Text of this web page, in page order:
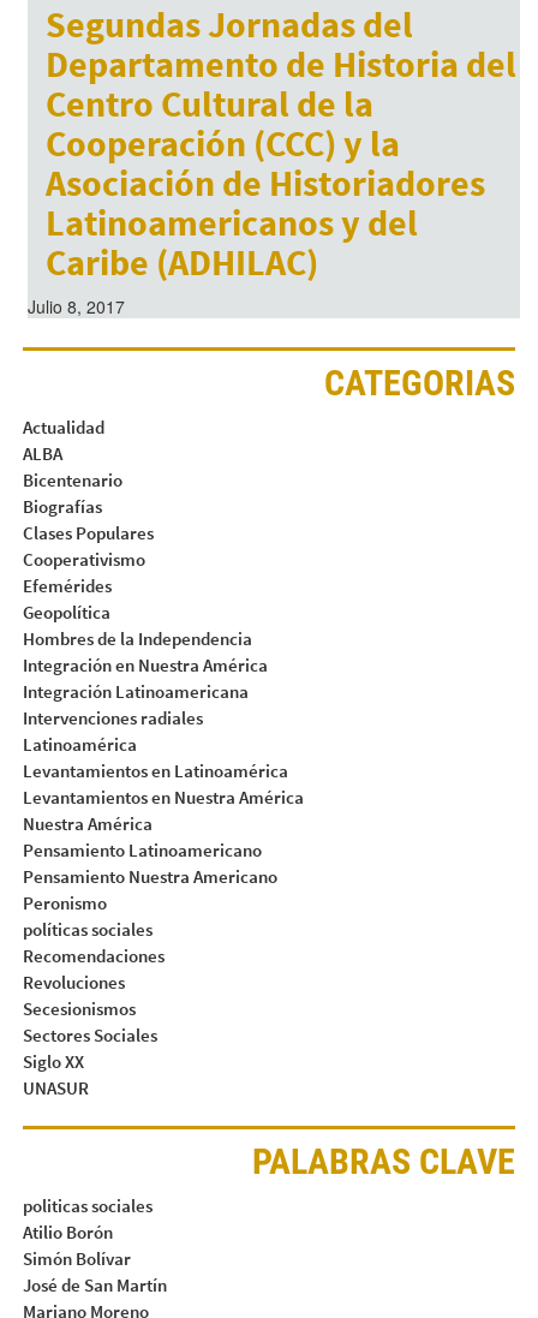
Segundas Jornadas del
Departamento de Historia del
Centro Cultural de la
Cooperación (CCC) y la
Asociación de Historiadores
Latinoamericanos y del
Caribe (ADHILAC)
Julio 8, 2017
CATEGORIAS
Actualidad
ALBA
Bicentenario
Biografías
Clases Populares
Cooperativismo
Efemérides
Geopolítica
Hombres de la Independencia
Integración en Nuestra América
Integración Latinoamericana
Intervenciones radiales
Latinoamérica
Levantamientos en Latinoamérica
Levantamientos en Nuestra América
Nuestra América
Pensamiento Latinoamericano
Pensamiento Nuestra Americano
Peronismo
políticas sociales
Recomendaciones
Revoluciones
Secesionismos
Sectores Sociales
Siglo XX
UNASUR
PALABRAS CLAVE
politicas sociales
Atilio Borón
Simón Bolívar
José de San Martín
Mariano Moreno